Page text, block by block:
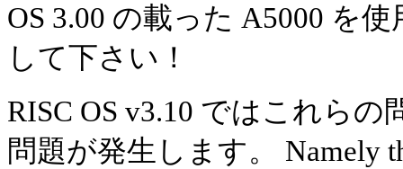
OS 3.00 の載った A5000 を
して下さい！
RISC OS v3.10 ではこれら
問題が発生します。 Namely